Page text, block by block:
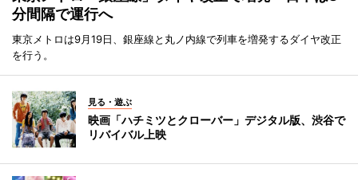
分間隔で運行へ
東京メトロは9月19日、銀座線と丸ノ内線で列車を増発するダイヤ改正
を行う。
見る・遊ぶ
映画「ハチミツとクローバー」デジタル版、渋谷で
リバイバル上映